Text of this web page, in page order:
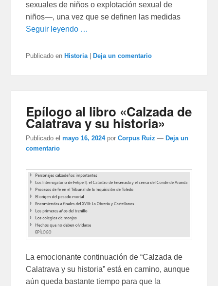
sexuales de niños o explotación sexual de
niños—, una vez que se definen las medidas
Seguir leyendo …
Publicado en Historia Deja un comentario
Epílogo al libro «Calzada de
Calatrava y su historia»
Publicado el mayo 16, 2024 porCorpus Ruiz — Deja un
comentario
La emocionante continuación de “Calzada de
Calatrava y su historia” está en camino, aunque
aún queda bastante tiempo para que la